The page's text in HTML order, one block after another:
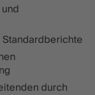
durch